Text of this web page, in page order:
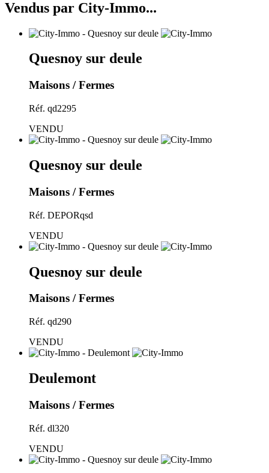
Vendus par City-Immo...
Quesnoy sur deule
Maisons / Fermes
Réf. qd2295
VENDU
Quesnoy sur deule
Maisons / Fermes
Réf. DEPORqsd
VENDU
Quesnoy sur deule
Maisons / Fermes
Réf. qd290
VENDU
Deulemont
Maisons / Fermes
Réf. dl320
VENDU